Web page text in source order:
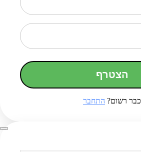
הצטרף
כבר רשום? התחבר